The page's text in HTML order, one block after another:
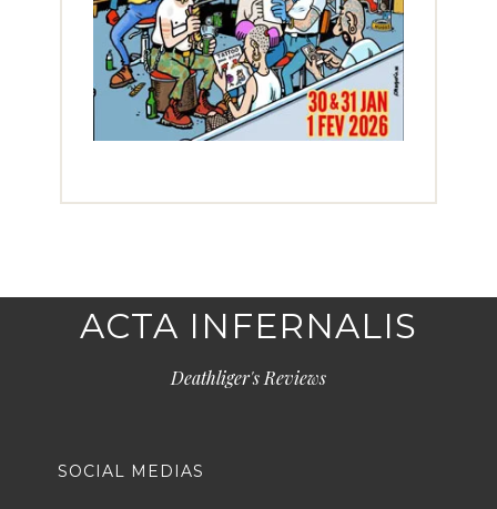
ACTA INFERNALIS
Deathliger's Reviews
SOCIAL MEDIAS